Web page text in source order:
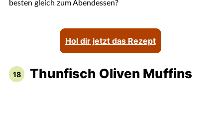
besten gleich zum Abendessen?
Hol dir jetzt das Rezept
Thunfisch Oliven Muffins